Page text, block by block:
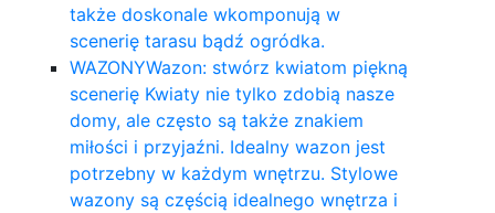
także doskonale wkomponują w
scenerię tarasu bądź ogródka.
WAZONYWazon: stwórz kwiatom piękną
scenerię Kwiaty nie tylko zdobią nasze
domy, ale często są także znakiem
miłości i przyjaźni. Idealny wazon jest
potrzebny w każdym wnętrzu. Stylowe
wazony są częścią idealnego wnętrza i